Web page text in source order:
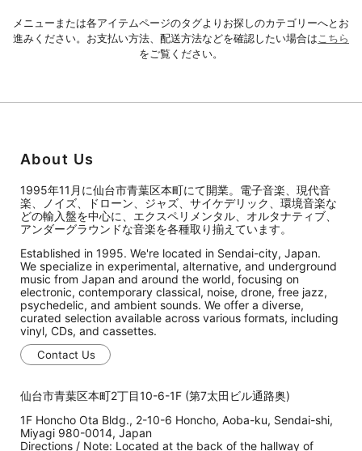
メニューまたは各アイテムページのタグよりお探しのカテゴリーへとお
進みください。お支払い方法、配送方法などを確認したい場合は こちら
をご覧ください。
About Us
1995年11月に仙台市青葉区本町にて開業。電子音楽、現代音
楽、ノイズ、ドローン、ジャズ、サイケデリック、環境音楽な
どの輸入盤を中心に、エクスペリメンタル、オルタナティブ、
アンダーグラウンドな音楽を各種取り揃えています。
Established in 1995. We're located in Sendai-city, Japan.
We specialize in experimental, alternative, and underground
music from Japan and around the world, focusing on
electronic, contemporary classical, noise, drone, free jazz,
psychedelic, and ambient sounds. We offer a diverse,
curated selection available across various formats, including
vinyl, CDs, and cassettes.
Contact Us
仙台市青葉区本町2丁目10-6-1F (第7太田ビル通路奥)
1F Honcho Ota Bldg., 2-10-6 Honcho, Aoba-ku, Sendai-shi,
Miyagi 980-0014, Japan
Directions / Note: Located at the back of the hallway of